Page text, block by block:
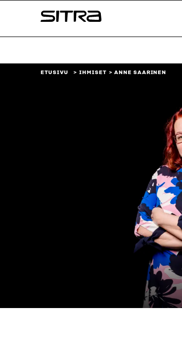
sisältöön
Sitra
ETUSIVU IHMISET ANNE SAARINEN